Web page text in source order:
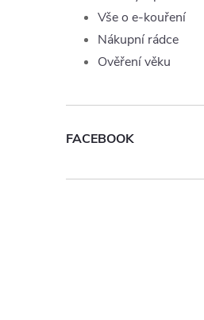
Vše o e-kouření
Nákupní rádce
Ověření věku
FACEBOOK